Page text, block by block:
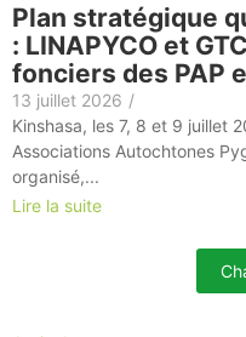
Plan stratégique
: LINAPYCO et
fonciers des PAP
13 juillet 2026 /
Kinshasa, les 7, 8 et 9 juillet
Associations Autochtones
organisé,...
Lire la suite